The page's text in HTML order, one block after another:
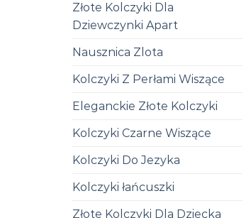
Złote Kolczyki Dla
Dziewczynki Apart
Nausznica Zlota
Kolczyki Z Perłami Wiszące
Eleganckie Złote Kolczyki
Kolczyki Czarne Wiszące
Kolczyki Do Jezyka
Kolczyki łańcuszki
Złote Kolczyki Dla Dziecka